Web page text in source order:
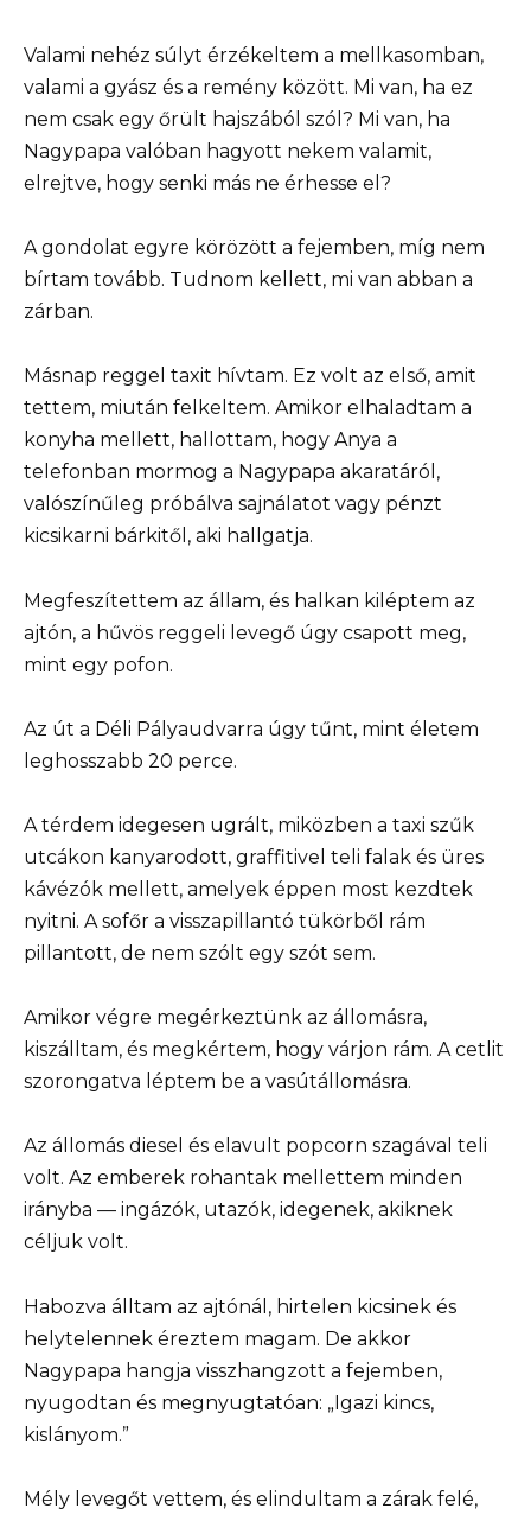
Valami nehéz súlyt érzékeltem a mellkasomban,
valami a gyász és a remény között. Mi van, ha ez
nem csak egy őrült hajszából szól? Mi van, ha
Nagypapa valóban hagyott nekem valamit,
elrejtve, hogy senki más ne érhesse el?
A gondolat egyre körözött a fejemben, míg nem
bírtam tovább. Tudnom kellett, mi van abban a
zárban.
Másnap reggel taxit hívtam. Ez volt az első, amit
tettem, miután felkeltem. Amikor elhaladtam a
konyha mellett, hallottam, hogy Anya a
telefonban mormog a Nagypapa akaratáról,
valószínűleg próbálva sajnálatot vagy pénzt
kicsikarni bárkitől, aki hallgatja.
Megfeszítettem az állam, és halkan kiléptem az
ajtón, a hűvös reggeli levegő úgy csapott meg,
mint egy pofon.
Az út a Déli Pályaudvarra úgy tűnt, mint életem
leghosszabb 20 perce.
A térdem idegesen ugrált, miközben a taxi szűk
utcákon kanyarodott, graffitivel teli falak és üres
kávézók mellett, amelyek éppen most kezdtek
nyitni. A sofőr a visszapillantó tükörből rám
pillantott, de nem szólt egy szót sem.
Amikor végre megérkeztünk az állomásra,
kiszálltam, és megkértem, hogy várjon rám. A cetlit
szorongatva léptem be a vasútállomásra.
Az állomás diesel és elavult popcorn szagával teli
volt. Az emberek rohantak mellettem minden
irányba — ingázók, utazók, idegenek, akiknek
céljuk volt.
Habozva álltam az ajtónál, hirtelen kicsinek és
helytelennek éreztem magam. De akkor
Nagypapa hangja visszhangzott a fejemben,
nyugodtan és megnyugtatóan: „Igazi kincs,
kislányom.”
Mély levegőt vettem, és elindultam a zárak felé,